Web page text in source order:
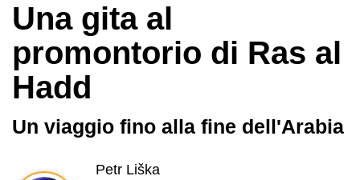
Una gita al
promontorio di Ras al
Hadd
Un viaggio fino alla fine dell'Arabia
Petr Liška